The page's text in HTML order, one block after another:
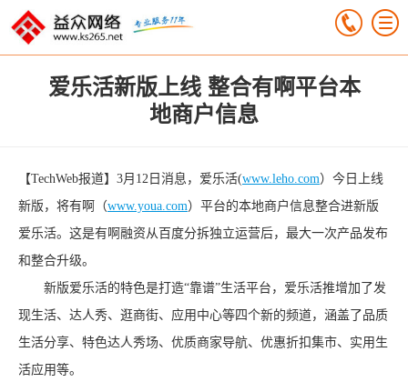
爱乐活新版上线 整合有啊平台本
地商户信息
【TechWeb报道】3月12日消息，爱乐活(www.leho.com）今日上线
新版，将有啊（www.youa.com）平台的本地商户信息整合进新版
爱乐活。这是有啊融资从百度分拆独立运营后，最大一次产品发布
和整合升级。
新版爱乐活的特色是打造“靠谱”生活平台，爱乐活推增加了发
现生活、达人秀、逛商街、应用中心等四个新的频道，涵盖了品质
生活分享、特色达人秀场、优质商家导航、优惠折扣集市、实用生
活应用等。